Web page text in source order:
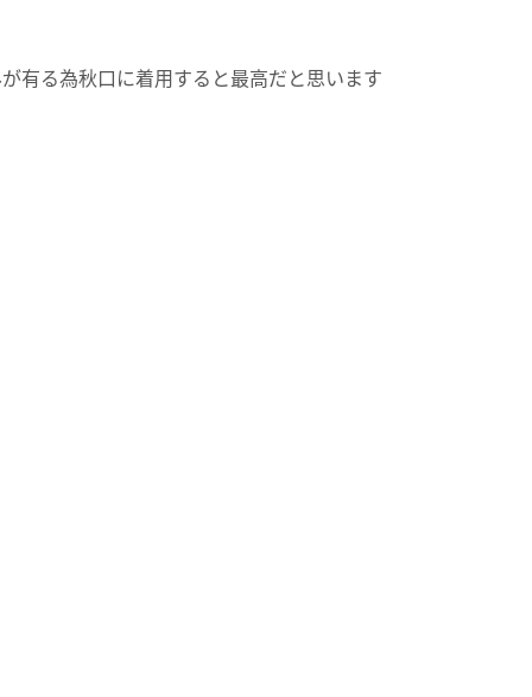
有る為秋口に着用すると最高だと思います